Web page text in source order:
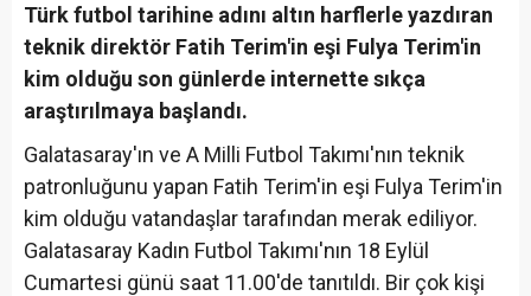
Türk futbol tarihine adını altın harflerle yazdıran
teknik direktör Fatih Terim'in eşi Fulya Terim'in
kim olduğu son günlerde internette sıkça
araştırılmaya başlandı.
Galatasaray'ın ve A Milli Futbol Takımı'nın teknik
patronluğunu yapan Fatih Terim'in eşi Fulya Terim'in
kim olduğu vatandaşlar tarafından merak ediliyor.
Galatasaray Kadın Futbol Takımı'nın 18 Eylül
Cumartesi günü saat 11.00'de tanıtıldı. Bir çok kişi